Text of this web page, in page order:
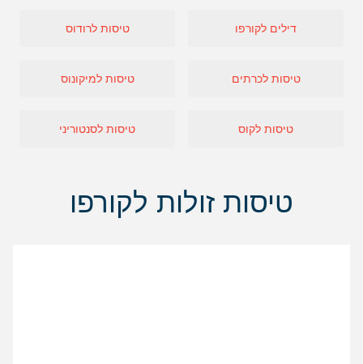
דילים לקורפו טיסות לרודוס
טיסות לכרתים טיסות למיקונוס
טיסות לקוס טיסות לסנטוריני
טיסות זולות לקורפו